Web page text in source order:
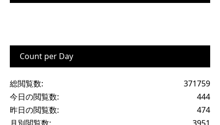
Count per Day
371759
総閲覧数:
444
今日の閲覧数:
474
昨日の閲覧数: